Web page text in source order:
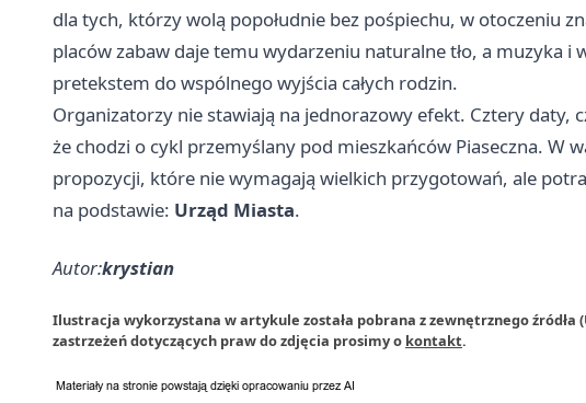
dla tych, którzy wolą popołudnie bez pośpiechu, w otoczeniu
placów zabaw daje temu wydarzeniu naturalne tło, a muzyka i
pretekstem do wspólnego wyjścia całych rodzin.
Organizatorzy nie stawiają na jednorazowy efekt. Cztery daty,
że chodzi o cykl przemyślany pod mieszkańców Piaseczna. W
propozycji, które nie wymagają wielkich przygotowań, ale
na podstawie: Urząd Miasta.
Autor:krystian
Ilustracja wykorzystana w artykule została pobrana z zewnętrznego źródła
zastrzeżeń dotyczących praw do zdjęcia prosimy o kontakt.